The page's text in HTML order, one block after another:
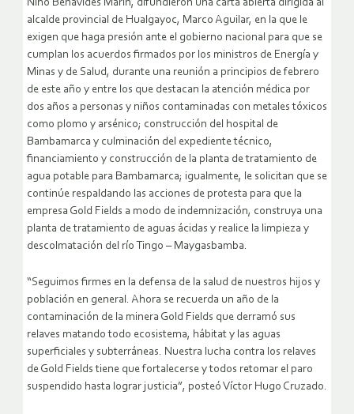
Niño Benavides Marín, difundieron una carta abierta dirigida al
alcalde provincial de Hualgayoc, Marco Aguilar, en la que le
exigen que haga presión ante el gobierno nacional para que se
cumplan los acuerdos firmados por los ministros de Energía y
Minas y de Salud, durante una reunión a principios de febrero
de este año y entre los que destacan la atención médica por
dos años a personas y niños contaminadas con metales tóxicos
como plomo y arsénico; construcción del hospital de
Bambamarca y culminación del expediente técnico,
financiamiento y construcción de la planta de tratamiento de
agua potable para Bambamarca; igualmente, le solicitan que se
continúe respaldando las acciones de protesta para que la
empresa Gold Fields a modo de indemnización, construya una
planta de tratamiento de aguas ácidas y realice la limpieza y
descolmatación del río Tingo – Maygasbamba.
“Seguimos firmes en la defensa de la salud de nuestros hijos y
población en general. Ahora se recuerda un año de la
contaminación de la minera Gold Fields que derramó sus
relaves matando todo ecosistema, hábitat y las aguas
superficiales y subterráneas. Nuestra lucha contra los relaves
de Gold Fields tiene que fortalecerse y todos retomar el paro
suspendido hasta lograr justicia”, posteó Víctor Hugo Cruzado.